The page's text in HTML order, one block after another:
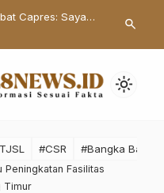
Capres: Saya
Hadirisearch
light_mode
#CSR #Bangka Barat
Peningkatan Fasilitas
Timur